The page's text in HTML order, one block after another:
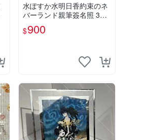
水ぽすか水明日香約束のネ
バーランド親筆簽名照 3寸
周邊照片 面簽正品 簽名照
周邊
$900